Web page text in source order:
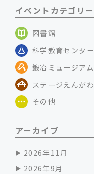
イベントカテゴリー
図書館
科学教育センター
鍛冶ミュージアム
ステージえんがわ
その他
アーカイブ
2026年11月
2026年9月